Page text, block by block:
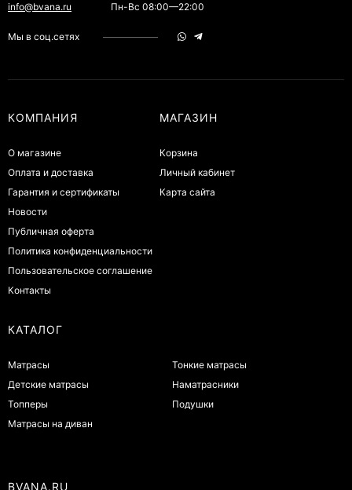
info@bvana.ru Пн-Вс 08:00—22:00
Мы в соц.сетях
КОМПАНИЯ
О магазине
Оплата и доставка
Гарантия и сертификаты
Новости
Публичная оферта
Политика конфиденциальности
Пользовательское соглашение
Контакты
МАГАЗИН
Корзина
Личный кабинет
Карта сайта
КАТАЛОГ
Матрасы
Детские матрасы
Топперы
Матрасы на диван
Тонкие матрасы
Наматрасники
Подушки
BVANA.RU